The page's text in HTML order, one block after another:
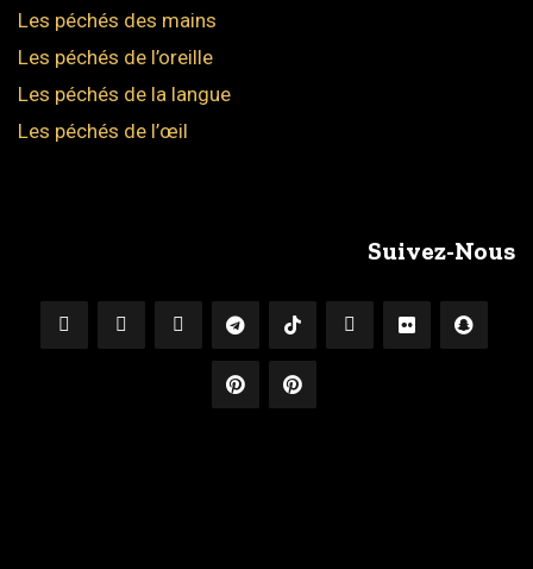
Les péchés des mains
Les péchés de l’oreille
Les péchés de la langue
Les péchés de l’œil
Suivez-Nous